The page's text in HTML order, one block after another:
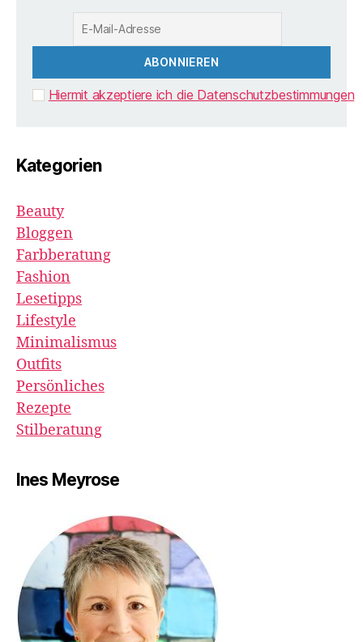
Hiermit akzeptiere ich die Datenschutzbestimmungen
Kategorien
Beauty
Bloggen
Farbberatung
Fashion
Lesetipps
Lifestyle
Minimalismus
Outfits
Persönliches
Rezepte
Stilberatung
Ines Meyrose